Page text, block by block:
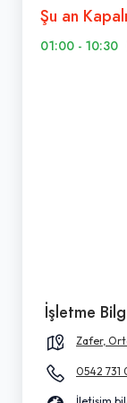
Şu an Kapalı
01:00 - 10:30
İşletme
Zafer,
0542 731